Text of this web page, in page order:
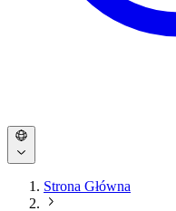
Strona Główna